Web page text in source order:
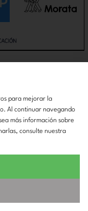
para mejorar la
Al continuar navegando
más información sobre
consulte nuestra